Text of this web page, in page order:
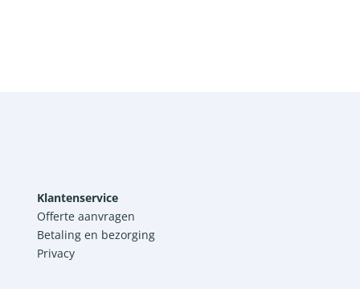
Klantenservice
Offerte aanvragen
Betaling en bezorging
Privacy